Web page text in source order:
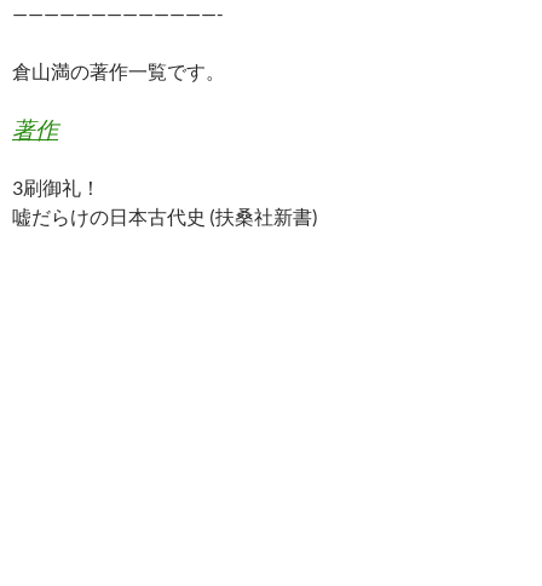
—————————————-
倉山満の著作一覧です。
著作
3刷御礼！
嘘だらけの日本古代史 (扶桑社新書)